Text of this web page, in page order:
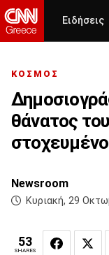
Ειδήσεις
ΚΟΣΜΟΣ
θάνατος
Newsroom
Κυριακή, 29
53
SHARES